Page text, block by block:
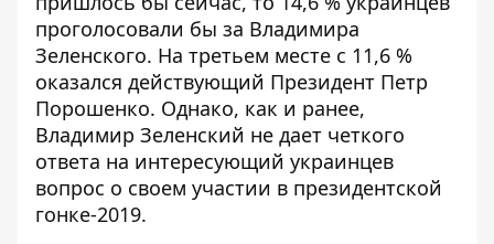
проголосовали бы за Владимира
Зеленского. На третьем месте с 11,6 %
оказался действующий Президент Петр
Порошенко. Однако, как и ранее,
Владимир Зеленский не дает четкого
ответа на интересующий украинцев
вопрос о своем участии в президентской
гонке-2019.